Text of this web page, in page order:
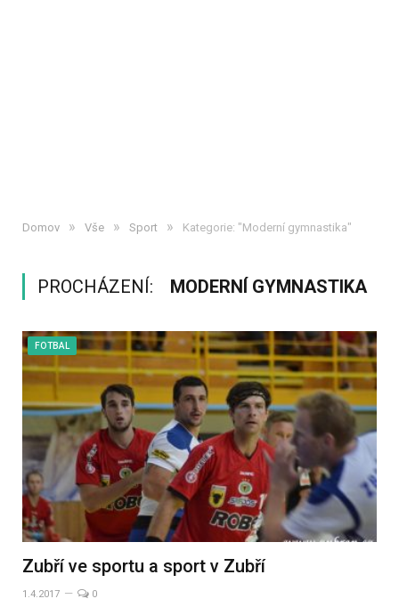
Domov » Vše » Sport » Kategorie: "Moderní gymnastika"
PROCHÁZENÍ: MODERNÍ GYMNASTIKA
FOTBAL
Zubří ve sportu a sport v Zubří
1.4.2017 0